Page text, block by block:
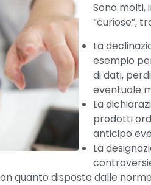
Sono molti,
“curiose”,
La
esempio
di dati,
eventuale
La
prodotti
anticipo
La
quanto disposto dalle